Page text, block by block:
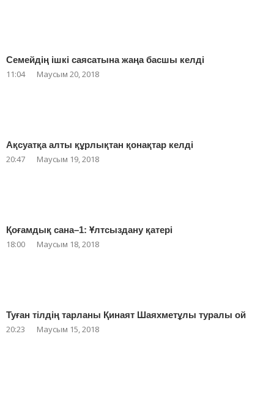
Семейдің ішкі саясатына жаңа басшы келді
11:04 Маусым 20, 2018
Ақсуатқа алты құрлықтан қонақтар келді
20:47 Маусым 19, 2018
Қоғамдық сана–1: Ұлтсыздану қатері
18:00 Маусым 18, 2018
Туған тілдің тарланы Қинаят Шаяхметұлы туралы ой
20:23 Маусым 15, 2018